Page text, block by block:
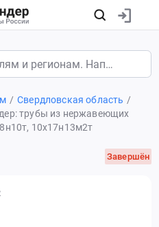
Свердловская область
трубы из нержавеющих
10х17н13м2т
Завершён